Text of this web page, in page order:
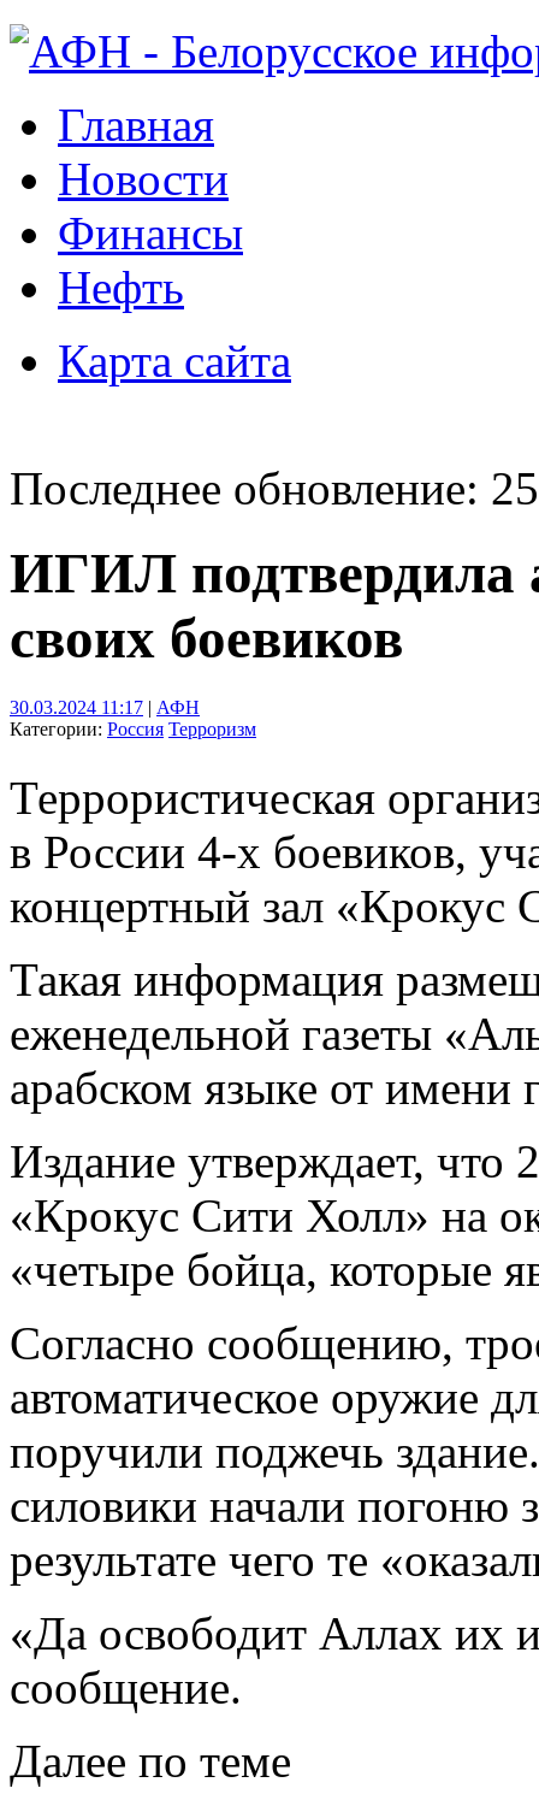
Главная
Новости
Финансы
Нефть
Карта сайта
Последнее обновление:
ИГИЛ подтвердила
своих боевиков
30.03.2024 11:17 | АФН
Категории: Россия Терроризм
Террористическая
в России 4-х боевиков,
концертный зал «Крокус
Такая информация
еженедельной газеты
арабском языке от
Издание утверждает, что
«Крокус Сити Холл» на
«четыре бойца, которые
Согласно сообщению,
автоматическое оружие
поручили поджечь
силовики начали погоню
результате чего те
«Да освободит Аллах их
сообщение.
Далее по теме